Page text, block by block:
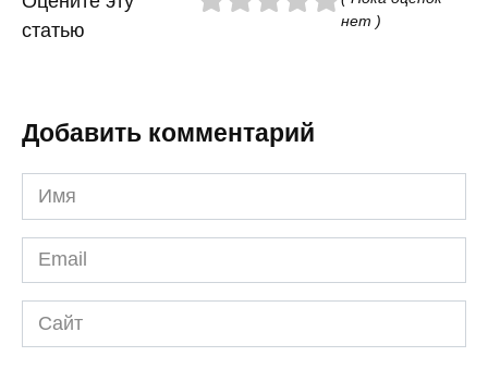
статью
нет )
Добавить комментарий
Имя
*
Email
*
Сайт